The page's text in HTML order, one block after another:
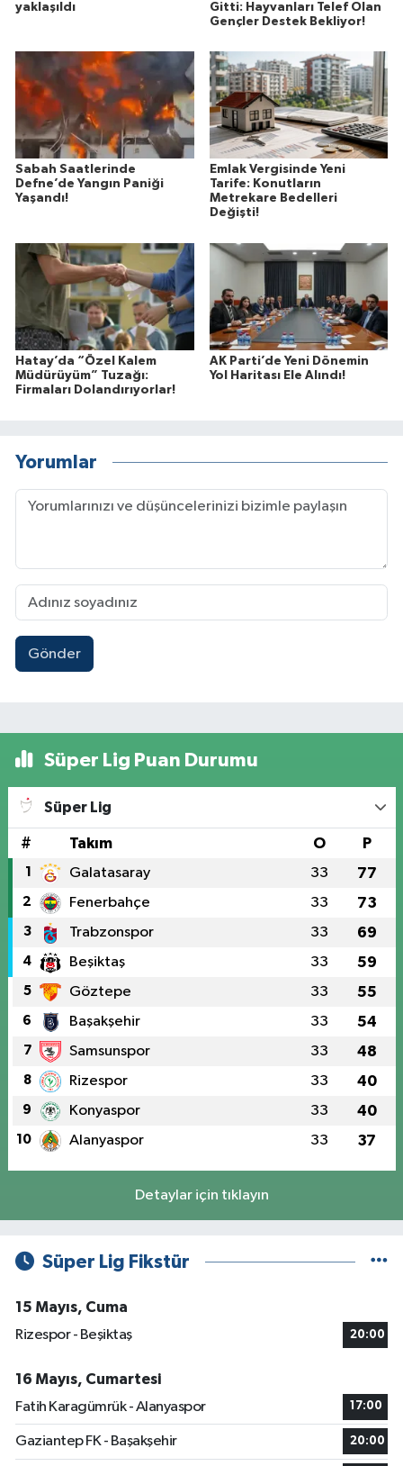
yaklaşıldı
Gitti: Hayvanları Telef Olan
Gençler Destek Bekliyor!
Sabah Saatlerinde
Defne’de Yangın Paniği
Yaşandı!
Emlak Vergisinde Yeni
Tarife: Konutların
Metrekare Bedelleri
Değişti!
Hatay’da “Özel Kalem
Müdürüyüm” Tuzağı:
Firmaları Dolandırıyorlar!
AK Parti’de Yeni Dönemin
Yol Haritası Ele Alındı!
Yorumlar
Gönder
Süper Lig Puan Durumu
Süper Lig
# Takım O P
1 Galatasaray 33 77
2 Fenerbahçe 33 73
3 Trabzonspor 33 69
4 Beşiktaş 33 59
5 Göztepe 33 55
6 Başakşehir 33 54
7 Samsunspor 33 48
8 Rizespor 33 40
9 Konyaspor 33 40
10 Alanyaspor 33 37
Detaylar için tıklayın
Süper Lig Fikstür
15 Mayıs, Cuma
Rizespor - Beşiktaş
20:00
16 Mayıs, Cumartesi
Fatih Karagümrük - Alanyaspor
17:00
Gaziantep FK - Başakşehir 20:00